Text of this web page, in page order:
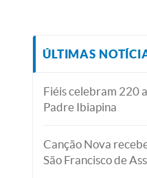
ÚLTIMAS
Fiéis celebram 220
Padre Ibiapina
Canção Nova
São Francisco de